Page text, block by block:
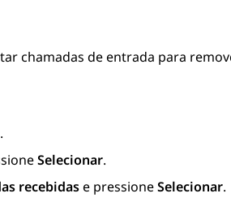
chamadas de entrada para
.
Selecionar.
recebidase pressioneSelecionar.